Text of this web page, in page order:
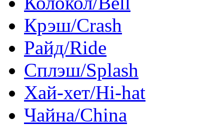
Крэш/Crash
Райд/Ride
Сплэш/Splash
Хай-хет/Hi-hat
Чайна/China